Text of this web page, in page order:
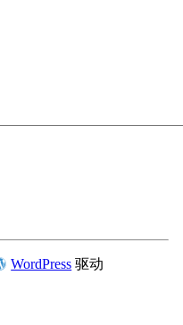
WordPress 驱动